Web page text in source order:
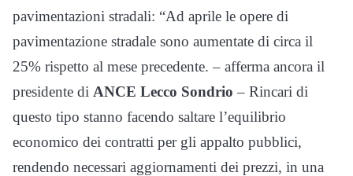
pavimentazioni stradali: “Ad aprile le opere di
pavimentazione stradale sono aumentate di circa il
25% rispetto al mese precedente. – afferma ancora il
presidente di ANCE Lecco Sondrio – Rincari di
questo tipo stanno facendo saltare l’equilibrio
economico dei contratti per gli appalto pubblici,
rendendo necessari aggiornamenti dei prezzi, in una